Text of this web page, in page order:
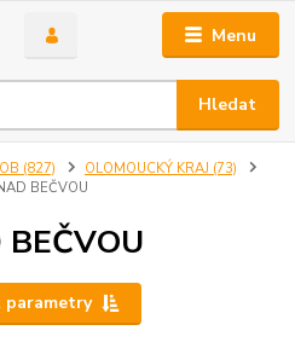
Menu
Hledat
(827)
OLOMOUCKÝ KRAJ (73)
BEČVOU
parametry